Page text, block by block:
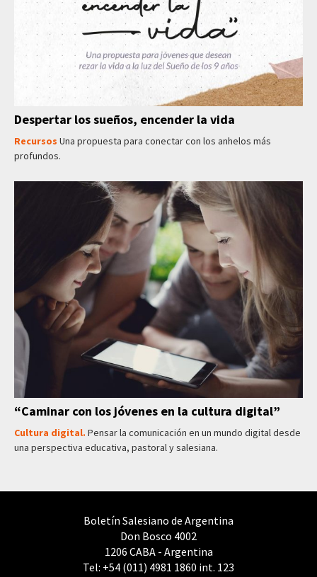
Despertar los sueños, encender la vida
Recursos Una propuesta para conectar con los anhelos más
profundos.
“Caminar con los jóvenes en la cultura digital”
Cultura digital. Pensar la comunicación en un mundo digital desde
una perspectiva educativa, pastoral y salesiana.
Boletín Salesiano de Argentina
Don Bosco 4002
1206 CABA - Argentina
Tel: +54 (011) 4981 1860 int. 123